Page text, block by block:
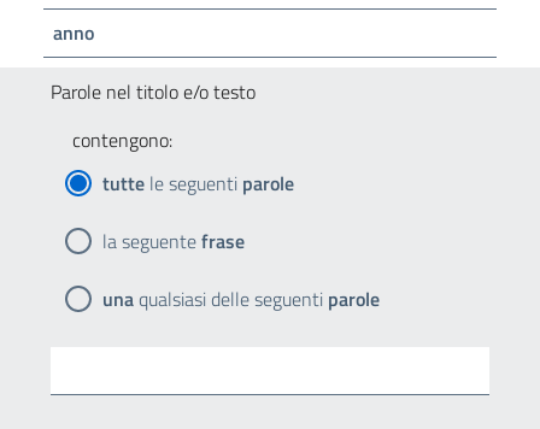
anno
Parole nel titolo e/o testo
contengono:
tutte le seguenti parole
la seguentefrase
unaqualsiasi delle seguenti parole